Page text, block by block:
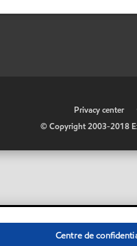
Privacy center
© Copyright 2003-2018
Centre de